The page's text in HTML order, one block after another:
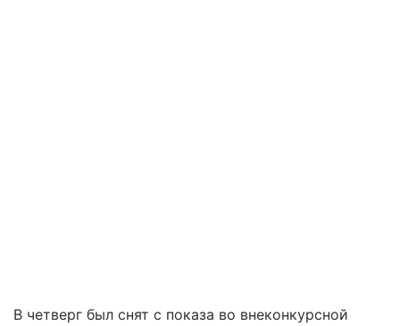
В четверг был снят с показа во внеконкурсной